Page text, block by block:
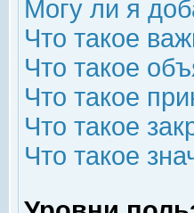
Могу ли я
Что такое
Что такое
Что такое
Что такое
Что такое